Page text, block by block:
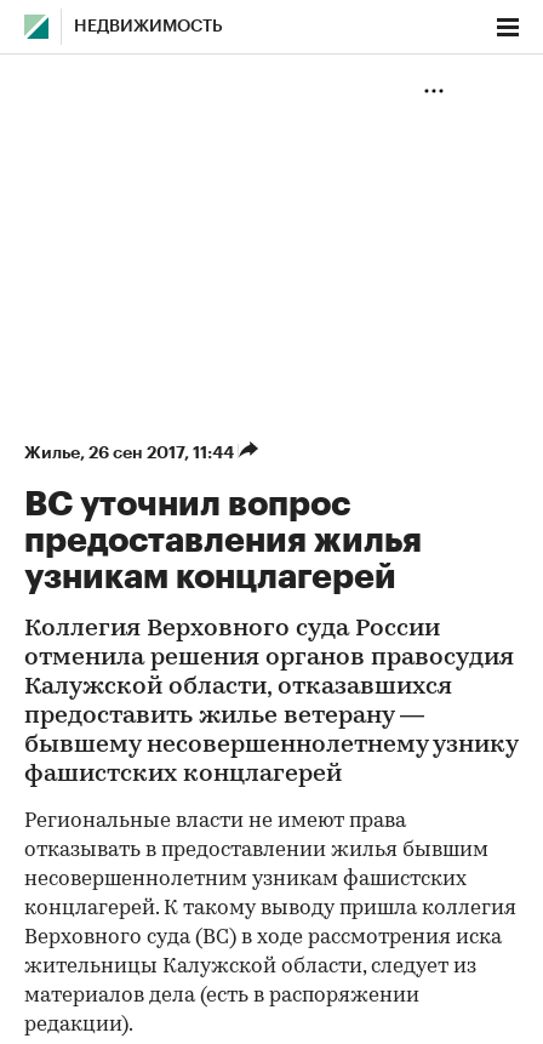
НЕДВИЖИМОСТЬ
Жилье⁠, 26 сен 2017, 11:44
ВС уточнил вопрос
предоставления жилья
узникам концлагерей
Коллегия Верховного суда России
отменила решения органов правосудия
Калужской области, отказавшихся
предоставить жилье ветерану —
бывшему несовершеннолетнему узнику
фашистских концлагерей
Региональные власти не имеют права
отказывать в предоставлении жилья бывшим
несовершеннолетним узникам фашистских
концлагерей. К такому выводу пришла коллегия
Верховного суда (ВС) в ходе рассмотрения иска
жительницы Калужской области, следует из
материалов дела (есть в распоряжении
редакции).